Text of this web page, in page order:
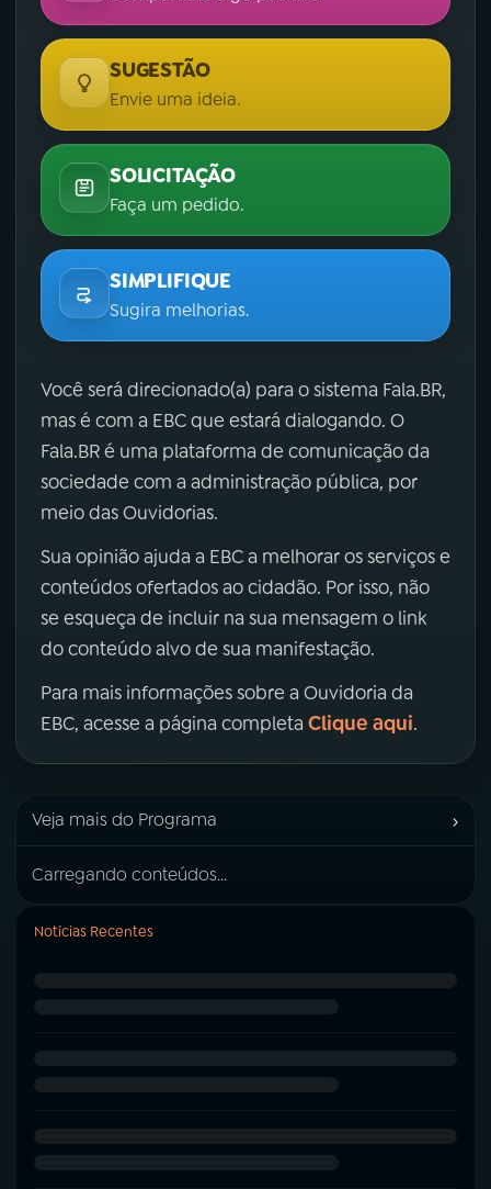
SUGESTÃO
Envie uma ideia.
SOLICITAÇÃO
Faça um pedido.
SIMPLIFIQUE
Sugira melhorias.
Você será direcionado(a) para o sistema Fala.BR,
mas é com a EBC que estará dialogando. O
Fala.BR é uma plataforma de comunicação da
sociedade com a administração pública, por
meio das Ouvidorias.
Sua opinião ajuda a EBC a melhorar os serviços e
conteúdos ofertados ao cidadão. Por isso, não
se esqueça de incluir na sua mensagem o link
do conteúdo alvo de sua manifestação.
Para mais informações sobre a Ouvidoria da
EBC, acesse a página completa Clique aqui.
Veja mais do Programa ›
Carregando conteúdos...
Notícias Recentes